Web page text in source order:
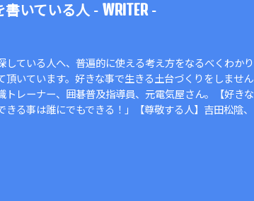
書いている人 - WRITER-
している人へ、普遍的に使える考え方をなるべくわかり
頂いています。好きな事で生きる土台づくりをしません
トレーナー、囲碁普及指導員、元電気屋さん。【好きな
きる事は誰にでもできる！」【尊敬する人】吉田松陰、